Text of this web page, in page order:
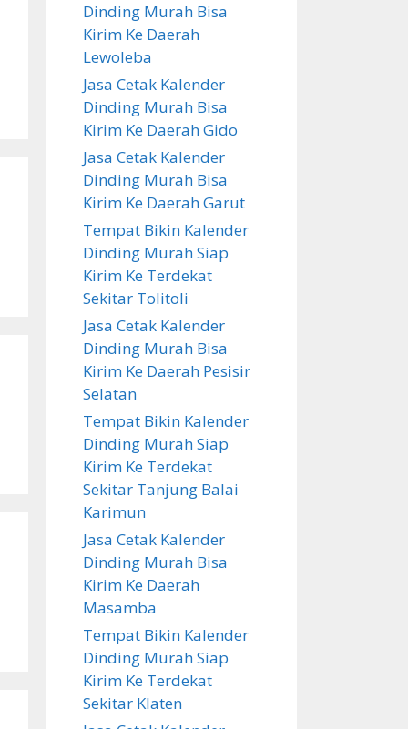
Dinding Murah Bisa
Kirim Ke Daerah
Lewoleba
Jasa Cetak Kalender
Dinding Murah Bisa
Kirim Ke Daerah Gido
Jasa Cetak Kalender
Dinding Murah Bisa
Kirim Ke Daerah Garut
Tempat Bikin Kalender
Dinding Murah Siap
Kirim Ke Terdekat
Sekitar Tolitoli
Jasa Cetak Kalender
Dinding Murah Bisa
Kirim Ke Daerah Pesisir
Selatan
Tempat Bikin Kalender
Dinding Murah Siap
Kirim Ke Terdekat
Sekitar Tanjung Balai
Karimun
Jasa Cetak Kalender
Dinding Murah Bisa
Kirim Ke Daerah
Masamba
Tempat Bikin Kalender
Dinding Murah Siap
Kirim Ke Terdekat
Sekitar Klaten